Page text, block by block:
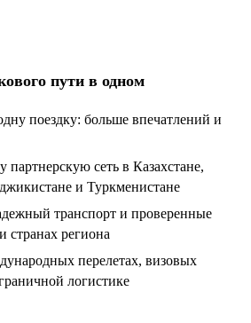
пути в одном
поездку: больше впечатлений и
партнерскую сеть в Казахстане,
и Туркменистане
транспорт и проверенные
странах региона
перелетах, визовых
логистике